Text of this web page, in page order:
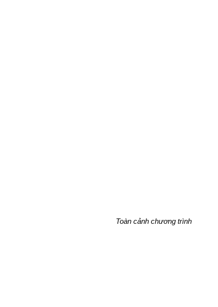
Toàn cảnh chương trình